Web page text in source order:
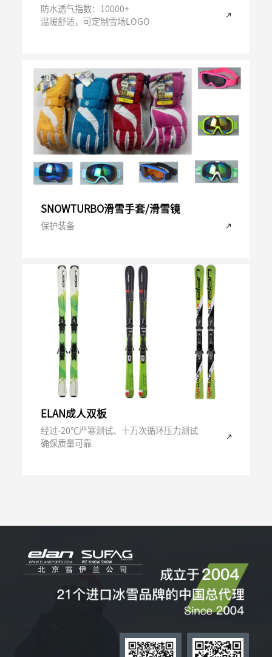
防水透气指数：10000+
温暖舒适，可定制雪场LOGO
SNOWTURBO滑雪手套/滑雪镜
保护装备
ELAN成人双板
经过-20℃严寒测试、十万次循环压力测试
确保质量可靠